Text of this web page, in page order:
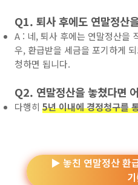
Q1. 퇴사 후에도 연말정산
A : 네, 퇴사 후에는 연말정산을
우, 환급받을 세금을 포기하게
청하면 됩니다.
Q2. 연말정산을 놓쳤다면
다행히 5년 이내에 경정청구를
▶️ 놓친 연말정산 환